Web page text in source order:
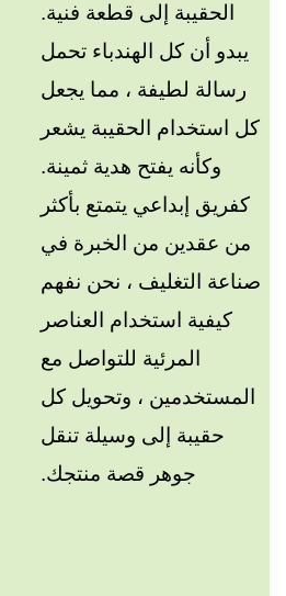
الحقيبة إلى قطعة فنية.
يبدو أن كل الهندباء تحمل
رسالة لطيفة ، مما يجعل
كل استخدام الحقيبة يشعر
وكأنه يفتح هدية ثمينة.
كفريق إبداعي يتمتع بأكثر
من عقدين من الخبرة في
صناعة التغليف ، نحن نفهم
كيفية استخدام العناصر
المرئية للتواصل مع
المستخدمين ، وتحويل كل
حقيبة إلى وسيلة تنقل
جوهر قصة منتجك.